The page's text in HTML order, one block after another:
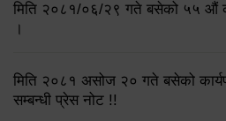
मिति २०८१/०६/२९ गते बसेको ५५ औं
।
मिति २०८१ असोज २० गते बसेको
सम्बन्धी प्रेस नोट !!